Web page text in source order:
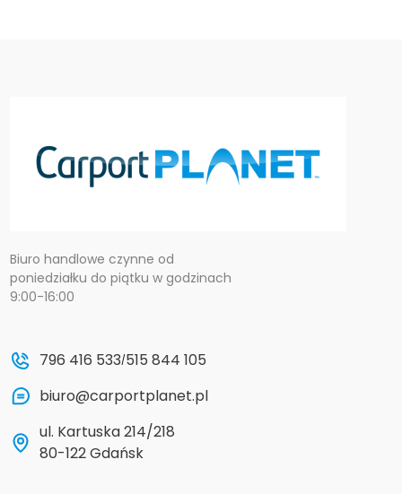
Biuro handlowe czynne od
poniedziałku do piątku w godzinach
9:00-16:00
796 416 533/515 844 105
biuro@carportplanet.pl
ul. Kartuska 214/218
80-122 Gdańsk